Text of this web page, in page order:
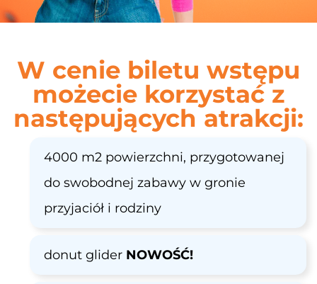
W cenie biletu wstępu
możecie korzystać z
następujących atrakcji:
4000 m2 powierzchni, przygotowanej
do swobodnej zabawy w gronie
przyjaciół i rodziny
donut glider NOWOŚĆ!